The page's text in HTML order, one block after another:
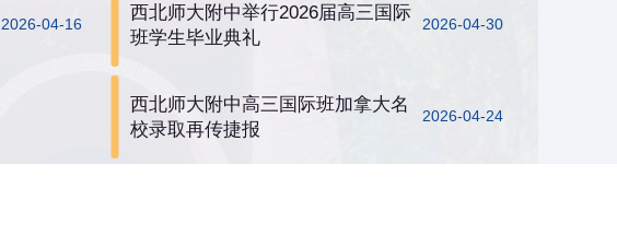
2026-04-16
西北师大附中举行2026届高三国际
班学生毕业典礼
2026-04-30
西北师大附中高三国际班加拿大名
校录取再传捷报
2026-04-24